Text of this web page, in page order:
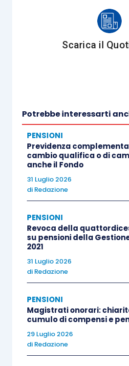
Scarica il
Potrebbe interessarti
PENSIONI
Previdenza
cambio qualifica o di
anche il Fondo
31 Luglio 2026
di Redazione
PENSIONI
Revoca della
su pensioni della
2021
31 Luglio 2026
di Redazione
PENSIONI
Magistrati onorari:
cumulo di compensi e
29 Luglio 2026
di Redazione